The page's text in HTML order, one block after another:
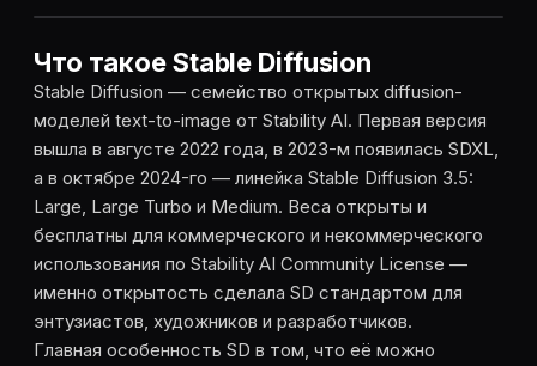
Что такое Stable Diffusion
Stable Diffusion — семейство открытых diffusion-
моделей text-to-image от Stability AI. Первая версия
вышла в августе 2022 года, в 2023-м появилась SDXL,
а в октябре 2024-го — линейка Stable Diffusion 3.5:
Large, Large Turbo и Medium. Веса открыты и
бесплатны для коммерческого и некоммерческого
использования по Stability AI Community License —
именно открытость сделала SD стандартом для
энтузиастов, художников и разработчиков.
Главная особенность SD в том, что её можно